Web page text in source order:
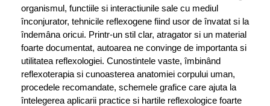
organismul, functiile si interactiunile sale cu mediul
înconjurator, tehnicile reflexogene fiind usor de învatat si la
îndemâna oricui. Printr-un stil clar, atragator si un material
foarte documentat, autoarea ne convinge de importanta si
utilitatea reflexologiei. Cunostintele vaste, îmbinând
reflexoterapia si cunoasterea anatomiei corpului uman,
procedele recomandate, schemele grafice care ajuta la
întelegerea aplicarii practice si hartile reflexologice foarte